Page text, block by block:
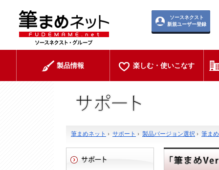
ソースネクスト
新規ユーザー登録
製品情報 楽しむ・使いこなす
筆まめネット › サポート › 製品バージョン選択 › 筆ま